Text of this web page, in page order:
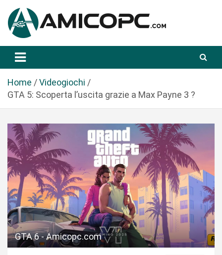
a
Amicopc.com
Home
Videogiochi
GTA 5: Scoperta l’uscita grazie a Max Payne 3 ?
GTA 6 - Amicopc.com